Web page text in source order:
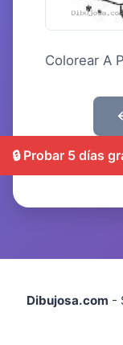
Colorear A
🔒 Probar 5 días
Dibujosa.com -